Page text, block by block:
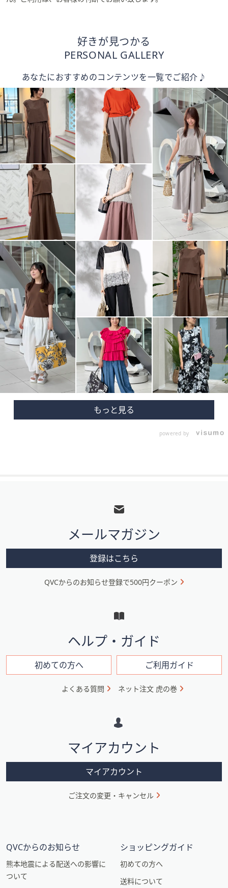
好きが見つかる
PERSONAL GALLERY
あなたにおすすめのコンテンツを一覧でご紹介♪
powered by
メ
ニ
ン
ン
メールマガジン
登録はこちら
QVCからのお知らせ登録で500円クーポン
ヘルプ・ガイド
初めての方へ ご利用ガイド
よくある質問 ネット注文 虎の巻
マイアカウント
マイアカウント
ご注文の変更・キャンセル
QVCからのお知らせ
熊本地震による配送への影響に
ついて
ショッピングガイド
初めての方へ
送料について